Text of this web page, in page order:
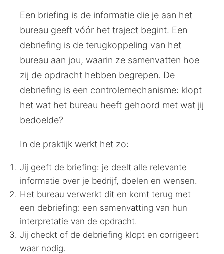
Een briefing is de informatie die je aan het
bureau geeft vóór het traject begint. Een
debriefing is de terugkoppeling van het
bureau aan jou, waarin ze samenvatten hoe
zij de opdracht hebben begrepen. De
debriefing is een controlemechanisme: klopt
het wat het bureau heeft gehoord met wat jij
bedoelde?
In de praktijk werkt het zo:
Jij geeft de briefing: je deelt alle relevante
informatie over je bedrijf, doelen en wensen.
Het bureau verwerkt dit en komt terug met
een debriefing: een samenvatting van hun
interpretatie van de opdracht.
Jij checkt of de debriefing klopt en corrigeert
waar nodig.